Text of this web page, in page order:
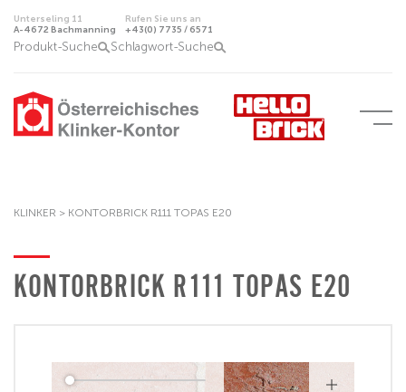
Unterseling 11
A-4672 Bachmanning
Rufen Sie uns an
+43(0) 7735 / 6571
Produkt-Suche Schlagwort-Suche
KLINKER > KONTORBRICK R111 TOPAS E20
KONTORBRICK R111 TOPAS E20